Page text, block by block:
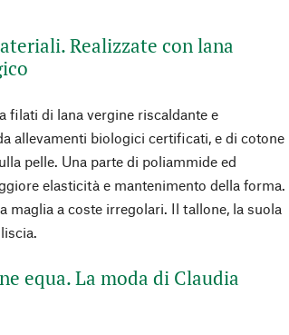
Realizzate con lana
filati di lana vergine riscaldante e
allevamenti biologici certificati, e di cotone
pelle. Una parte di poliammide ed
elasticità e mantenimento della forma.
maglia a coste irregolari. Il tallone, la suola
equa. La moda di Claudia